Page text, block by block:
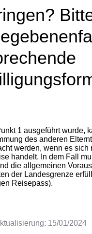
1 ausgeführt wurde,
des anderen
werden, wenn es sich
handelt. In dem Fall
die allgemeinen
der Landesgrenze
Reisepass).
15/01/2024